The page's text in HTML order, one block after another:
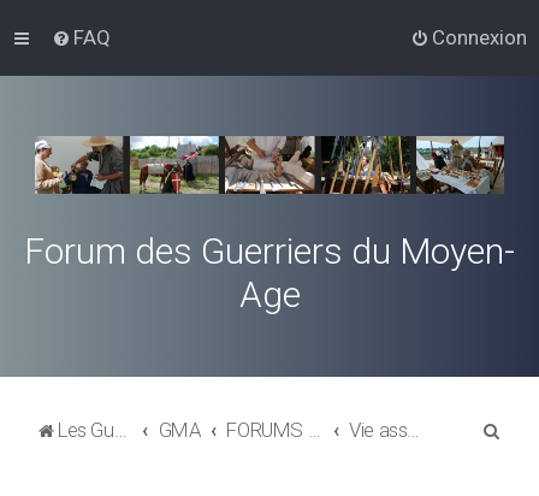
FAQ Connexion
Forum des Guerriers du Moyen-
Age
Les Guerriers du Moyen-Age GMA FORUMS GENERALISTES Vie associative et fonctionnement associatif, démarches